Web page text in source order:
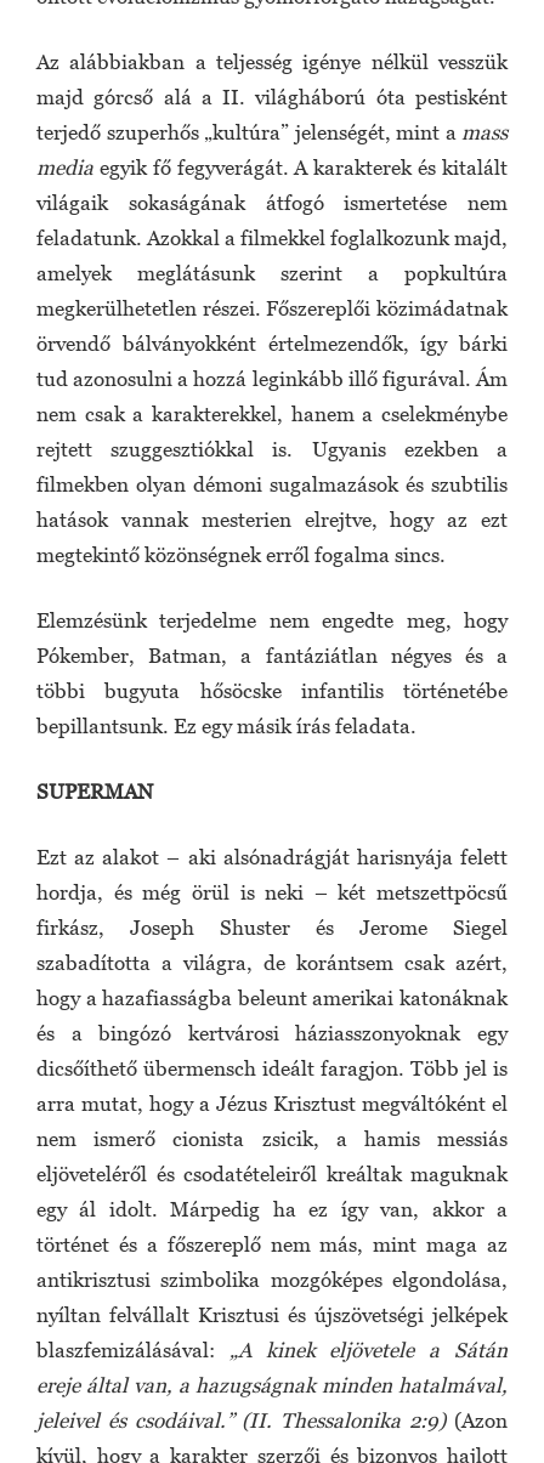
Az alábbiakban a teljesség igénye nélkül vesszük
majd górcső alá a II. világháború óta pestisként
terjedő szuperhős „kultúra” jelenségét, mint a mass
media egyik fő fegyverágát. A karakterek és kitalált
világaik sokaságának átfogó ismertetése nem
feladatunk. Azokkal a filmekkel foglalkozunk majd,
amelyek meglátásunk szerint a popkultúra
megkerülhetetlen részei. Főszereplői közimádatnak
örvendő bálványokként értelmezendők, így bárki
tud azonosulni a hozzá leginkább illő figurával. Ám
nem csak a karakterekkel, hanem a cselekménybe
rejtett szuggesztiókkal is. Ugyanis ezekben a
filmekben olyan démoni sugalmazások és szubtilis
hatások vannak mesterien elrejtve, hogy az ezt
megtekintő közönségnek erről fogalma sincs.
Elemzésünk terjedelme nem engedte meg, hogy
Pókember, Batman, a fantáziátlan négyes és a
többi bugyuta hősöcske infantilis történetébe
bepillantsunk. Ez egy másik írás feladata.
SUPERMAN
Ezt az alakot – aki alsónadrágját harisnyája felett
hordja, és még örül is neki – két metszettpöcsű
firkász, Joseph Shuster és Jerome Siegel
szabadította a világra, de korántsem csak azért,
hogy a hazafiasságba beleunt amerikai katonáknak
és a bingózó kertvárosi háziasszonyoknak egy
dicsőíthető übermensch ideált faragjon. Több jel is
arra mutat, hogy a Jézus Krisztust megváltóként el
nem ismerő cionista zsicik, a hamis messiás
eljöveteléről és csodatételeiről kreáltak maguknak
egy ál idolt. Márpedig ha ez így van, akkor a
történet és a főszereplő nem más, mint maga az
antikrisztusi szimbolika mozgóképes elgondolása,
nyíltan felvállalt Krisztusi és újszövetségi jelképek
blaszfemizálásával: „A kinek eljövetele a Sátán
ereje által van, a hazugságnak minden hatalmával,
jeleivel és csodáival.” (II. Thessalonika 2:9)(Azon
kívül, hogy a karakter szerzői és bizonyos hajlott